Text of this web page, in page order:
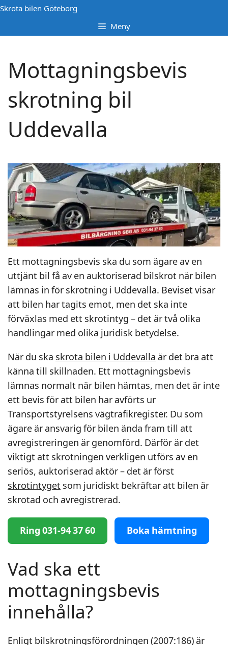
Hoppa
innehåll
Skrota bilen Göteborg
Meny
Mottagningsbevis
skrotning bil
Uddevalla
Ett mottagningsbevis ska du som ägare av en
uttjänt bil få av en auktoriserad bilskrot när bilen
lämnas in för skrotning i Uddevalla. Beviset visar
att bilen har tagits emot, men det ska inte
förväxlas med ett skrotintyg – det är två olika
handlingar med olika juridisk betydelse.
När du ska skrota bilen i Uddevalla är det bra att
känna till skillnaden. Ett mottagningsbevis
lämnas normalt när bilen hämtas, men det är inte
ett bevis för att bilen har avförts ur
Transportstyrelsens vägtrafikregister. Du som
ägare är ansvarig för bilen ända fram till att
avregistreringen är genomförd. Därför är det
viktigt att skrotningen verkligen utförs av en
seriös, auktoriserad aktör – det är först
skrotintyget som juridiskt bekräftar att bilen är
skrotad och avregistrerad.
Ring 031-94 37 60 Boka hämtning
Vad ska ett
mottagningsbevis
innehålla?
Enligt bilskrotningsförordningen (2007:186) är